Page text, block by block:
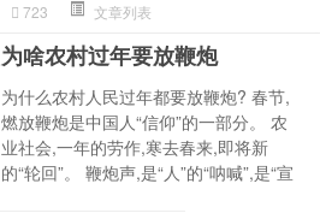
723 文章列表
为啥农村过年要放鞭炮
为什么农村人民过年都要放鞭炮? 春节,
燃放鞭炮是中国人“信仰”的一部分。 农
业社会,一年的劳作,寒去春来,即将新
的“轮回”。 鞭炮声,是“人”的“呐喊”,是“宣